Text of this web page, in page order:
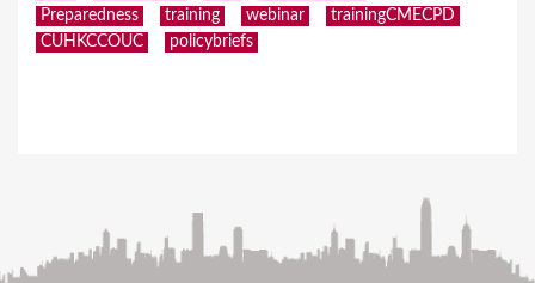
Preparedness
training webinar
trainingCMECPD
CUHKCCOUC
policybriefs